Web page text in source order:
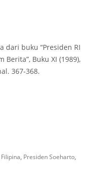
dari buku “Presiden RI
Berita”, Buku XI (1989),
367-368.
Filipina, Presiden Soeharto,